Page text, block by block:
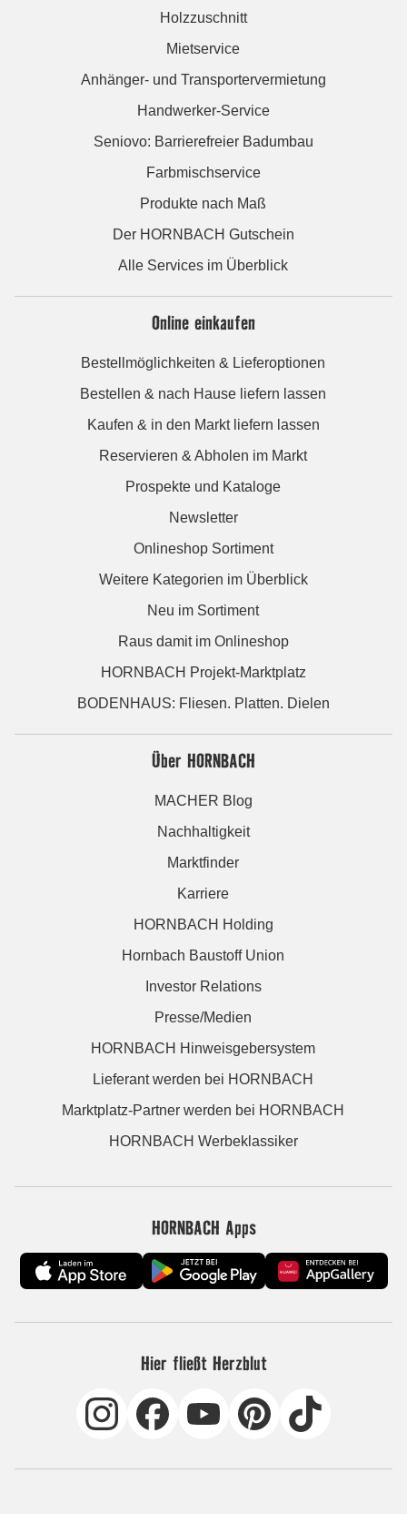
Holzzuschnitt
Mietservice
Anhänger- und Transportervermietung
Handwerker-Service
Seniovo: Barrierefreier Badumbau
Farbmischservice
Produkte nach Maß
Der HORNBACH Gutschein
Alle Services im Überblick
Online einkaufen
Bestellmöglichkeiten & Lieferoptionen
Bestellen & nach Hause liefern lassen
Kaufen & in den Markt liefern lassen
Reservieren & Abholen im Markt
Prospekte und Kataloge
Newsletter
Onlineshop Sortiment
Weitere Kategorien im Überblick
Neu im Sortiment
Raus damit im Onlineshop
HORNBACH Projekt-Marktplatz
BODENHAUS: Fliesen. Platten. Dielen
Über HORNBACH
MACHER Blog
Nachhaltigkeit
Marktfinder
Karriere
HORNBACH Holding
Hornbach Baustoff Union
Investor Relations
Presse/Medien
HORNBACH Hinweisgebersystem
Lieferant werden bei HORNBACH
Marktplatz-Partner werden bei HORNBACH
HORNBACH Werbeklassiker
HORNBACH Apps
Hier fließt Herzblut